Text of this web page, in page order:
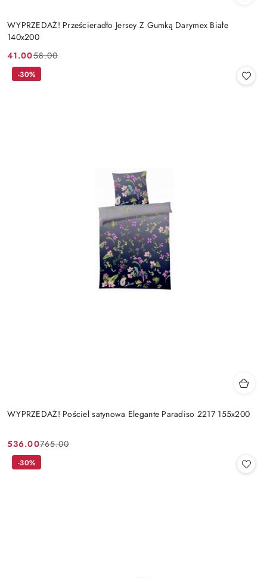
WYPRZEDAŻ! Prześcieradło Jersey Z Gumką Darymex Białe
140x200
Cena
promocyjna:
41.00
Cena
przed
58.00
WYPRZEDAŻ! Pościel satynowa Elegante Paradiso 2217 155x200
Cena
promocyjna:
536.00
Cena
przed
765.00
-30%
-30%